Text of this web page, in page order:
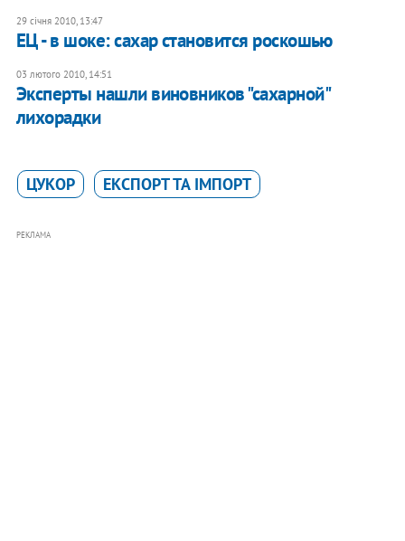
29 січня 2010, 13:47
ЕЦ - в шоке: сахар становится роскошью
03 лютого 2010, 14:51
Эксперты нашли виновников "сахарной"
лихорадки
ЦУКОР ЕКСПОРТ ТА ІМПОРТ
РЕКЛАМА